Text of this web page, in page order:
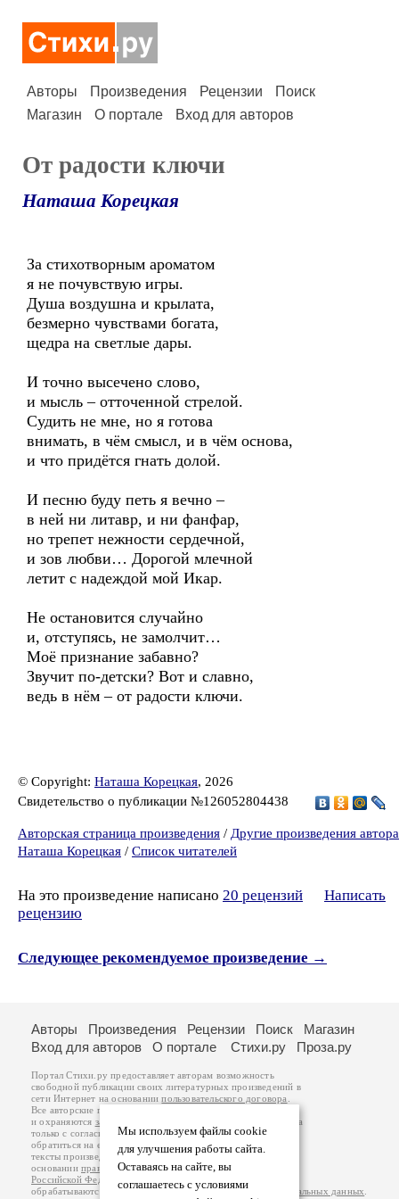
Авторы Произведения Рецензии
Поиск
Магазин
О портале Вход для авторов
От радости ключи
Наташа Корецкая
За стихотворным ароматом
я не почувствую игры.
Душа воздушна и крылата,
безмерно чувствами богата,
щедра на светлые дары.
И точно высечено слово,
и мысль – отточенной стрелой.
Судить не мне, но я готова
внимать, в чём смысл, и в чём основа,
и что придётся гнать долой.
И песню буду петь я вечно –
в ней ни литавр, и ни фанфар,
но трепет нежности сердечной,
и зов любви… Дорогой млечной
летит с надеждой мой Икар.
Не остановится случайно
и, отступясь, не замолчит…
Моё признание забавно?
Звучит по-детски? Вот и славно,
ведь в нём – от радости ключи.
© Copyright: Наташа Корецкая, 2026
Свидетельство о публикации №126052804438
Авторская страница произведения / Другие произведения автора
Наташа Корецкая / Список читателей
На это произведение написано 20 рецензий
Написать
рецензию
Следующее рекомендуемое произведение →
Мы используем файлы cookie
для улучшения работы сайта.
Оставаясь на сайте, вы
соглашаетесь с условиями
Авторы Произведения Рецензии Поиск
Магазин
Вход для авторов
О портале Стихи.ру Проза.ру
Портал Стихи.ру предоставляет авторам возможность
свободной публикации своих литературных произведений в
сети Интернет на основаниипользовательского договора
Все авторские права на произведения принадлежат авторам
и охраняются законом
. Перепечатка произведений возможна
только с согласия его автора, к которому вы можете
обратиться на его авторской странице. Ответственность за
тексты произведений авторы несут самостоятельно на
основанииправил публикацииизаконодательства
Российской Федерации
обрабатываются на основанииПолитики обработки персональных данных